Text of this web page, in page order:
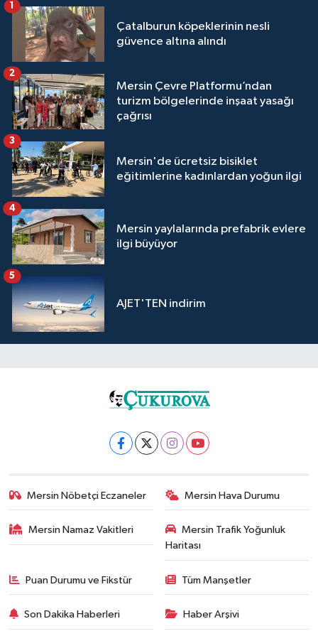
Çatalburun köpeklerinin nesli
güvence altına alındı
1
Mersin Çevre Platformu’ndan
turizm bölgelerinde inşaat yasağı
çağrısı
2
Mersin'de ücretsiz bisiklet
eğitimlerine kadınlardan yoğun ilgi
3
Mersin yaylalarında prefabrik evlere
ilgi büyüyor
4
AJET'TEN indirim
5
Mersin Nöbetçi Eczaneler Mersin Hava Durumu
Mersin Namaz Vakitleri
Mersin Trafik Yoğunluk
Haritası
Puan Durumu ve Fikstür Tüm Manşetler
Son Dakika Haberleri Haber Arşivi